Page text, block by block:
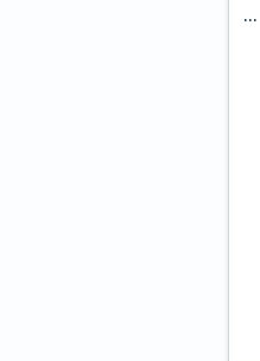
...